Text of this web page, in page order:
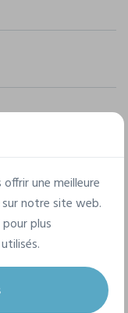
une meilleure
notre site web.
pour plus